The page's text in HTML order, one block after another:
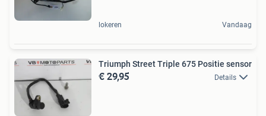
lokeren Vandaag
Triumph Street Triple 675 Positie sensor
€ 29,95 Details